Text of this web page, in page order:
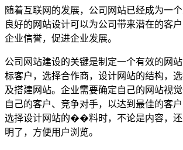
随着互联网的发展，公司网站已经成为一个
良好的网站设计可以为公司带来潜在的客
企业信誉，促进企业发展。
公司网站建设的关键是制定一个有效的网
标客户，选择合作商，设计网站的结构，
及搭建网站。企业需要确定自己的网站视
自己的客户、竞争对手，以达到最佳的客
选择设计网站的��料时，不论是内容，
明了，方便用户浏览。